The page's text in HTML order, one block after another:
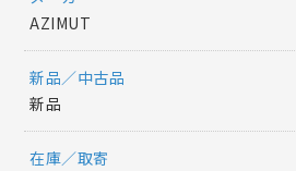
AZIMUT
新品／中古品
新品
在庫／取寄